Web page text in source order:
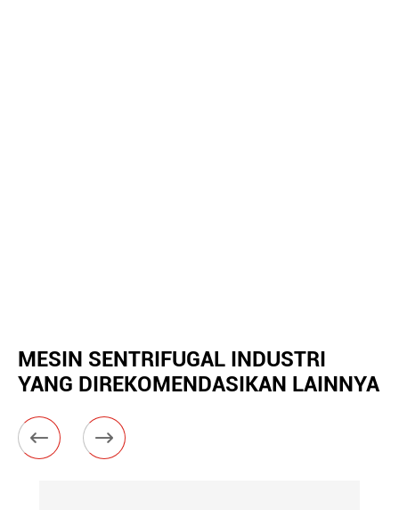
MESIN SENTRIFUGAL INDUSTRI
YANG DIREKOMENDASIKAN LAINNYA
 